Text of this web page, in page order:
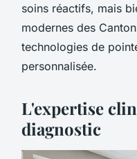
soins réactifs, mais
modernes des
technologies de
personnalisée.
L'expertise
diagnostic